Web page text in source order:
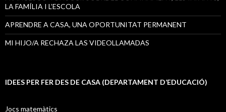
LA FAMÍLIA I L’ESCOLA
APRENDRE A CASA, UNA OPORTUNITAT PERMANENT
MI HIJO/A RECHAZA LAS VIDEOLLAMADAS
IDEES PER FER DES DE CASA (DEPARTAMENT D’EDUCACIÓ)
Jocs matemàtics